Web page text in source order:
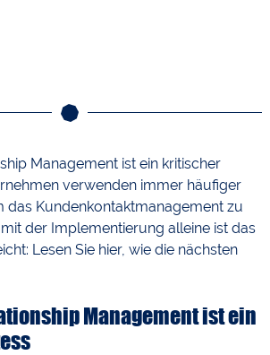
Management ist ein kritischer
verwenden immer häufiger
das Kundenkontaktmanagement zu
der Implementierung alleine ist das
Lesen Sie hier, wie die nächsten
Management ist ein